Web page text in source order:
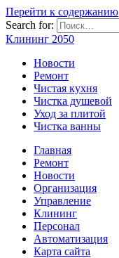
Перейти к содержанию
Search for:
Клининг 2050
Новости
Ремонт
Чистая кухня
Чистка душевой
Уход за плитой
Чистка ванны
Главная
Ремонт
Новости
Организация
Управление
Клининг
Персонал
Автоматизация
Карта сайта